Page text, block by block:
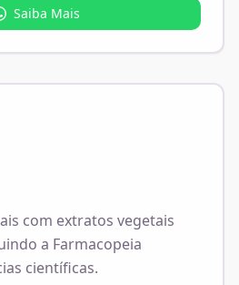
Saiba Mais
com extratos vegetais
a Farmacopeia
científicas.